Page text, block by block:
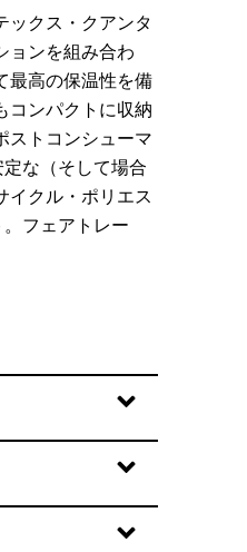
ックス・クアンタ
ョンを組み合わ
最高の保温性を備
コンパクトに収納
ストコンシューマ
な（そして場合
イクル・ポリエス
フェアトレー